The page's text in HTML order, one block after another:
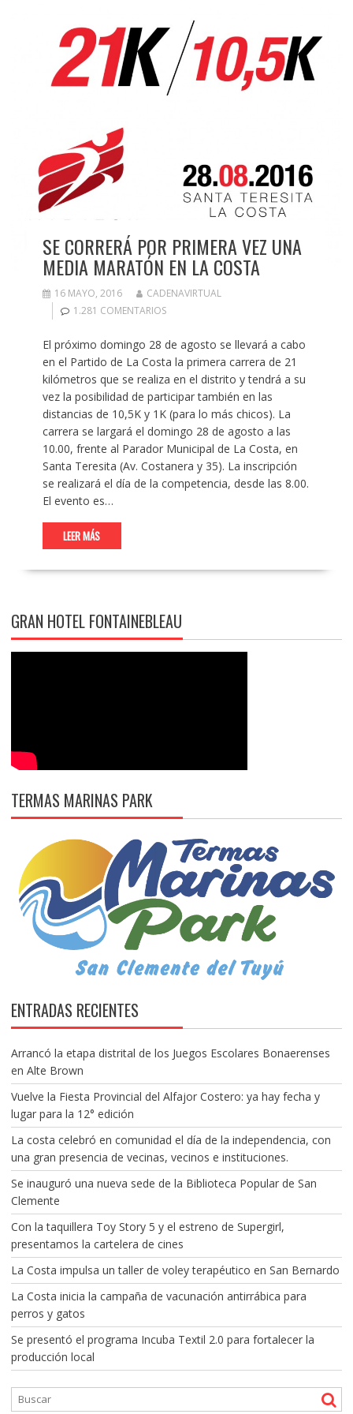
SE CORRERÁ POR PRIMERA VEZ UNA
MEDIA MARATÓN EN LA COSTA
16 MAYO, 2016
CADENAVIRTUAL
1.281 COMENTARIOS
El próximo domingo 28 de agosto se llevará a cabo
en el Partido de La Costa la primera carrera de 21
kilómetros que se realiza en el distrito y tendrá a su
vez la posibilidad de participar también en las
distancias de 10,5K y 1K (para lo más chicos). La
carrera se largará el domingo 28 de agosto a las
10.00, frente al Parador Municipal de La Costa, en
Santa Teresita (Av. Costanera y 35). La inscripción
se realizará el día de la competencia, desde las 8.00.
El evento es…
LEER MÁS
GRAN HOTEL FONTAINEBLEAU
TERMAS MARINAS PARK
ENTRADAS RECIENTES
Arrancó la etapa distrital de los Juegos Escolares Bonaerenses
en Alte Brown
Vuelve la Fiesta Provincial del Alfajor Costero: ya hay fecha y
lugar para la 12° edición
La costa celebró en comunidad el día de la independencia, con
una gran presencia de vecinas, vecinos e instituciones.
Se inauguró una nueva sede de la Biblioteca Popular de San
Clemente
Con la taquillera Toy Story 5 y el estreno de Supergirl,
presentamos la cartelera de cines
La Costa impulsa un taller de voley terapéutico en San Bernardo
La Costa inicia la campaña de vacunación antirrábica para
perros y gatos
Se presentó el programa Incuba Textil 2.0 para fortalecer la
producción local